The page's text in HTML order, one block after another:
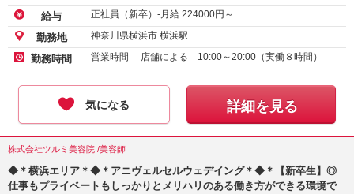
給与 正社員（新卒）-月給 224000円～
勤務地 神奈川県横浜市 横浜駅
勤務時間 営業時間 店舗による 10:00～20:00（実働８時間）
気になる 詳細を見る
株式会社ツルミ美容院 /美容師
◆＊横浜エリア＊◆＊アニヴェルセルウェデイング＊◆＊【新卒生】◎
仕事もプライベートもしっかりとメリハリのある働き方ができる環境で